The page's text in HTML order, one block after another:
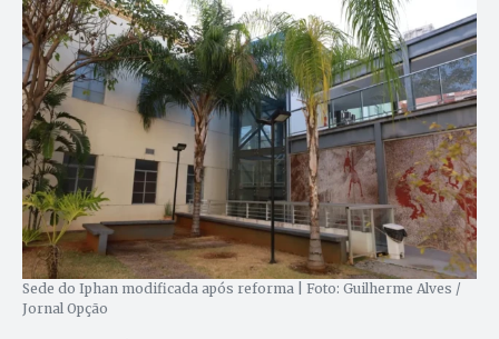
Sede do Iphan modificada após reforma | Foto: Guilherme Alves /
Jornal Opção